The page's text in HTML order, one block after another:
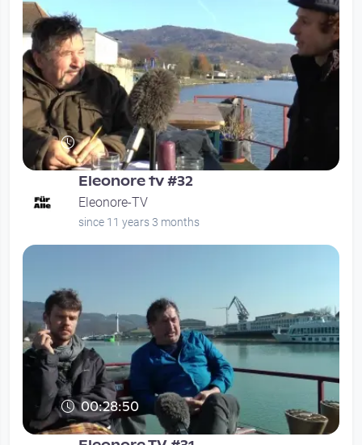
Eleonore tv #32
Eleonore-TV
since 11 years 3 months
00:28:50